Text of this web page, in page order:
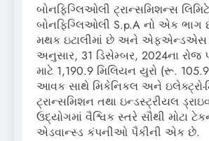
બોનફિગ્લિઓલી ટ્રાન્સમિશન્સ
બોનફિગ્લિઓલી S.p.A નો એક
મથક ઇટાલીમાં છે અને એફએન્ડએસ
અનુસાર, 31 ડિસેમ્બર, 2024ના રોજ
માટે 1,190.9 મિલિયન યુરો (રૂ.
આવક સાથે મિકેનિકલ અને ઇલેક્ટ્રો-
ટ્રાન્સમિશન તથા ઇન્ડસ્ટ્રીયલ
ઉદ્યોગમાં વૈશ્વિક સ્તરે સૌથી મોટા
એડવાન્સ્ડ કંપનીઓ પૈકીની એક છે.